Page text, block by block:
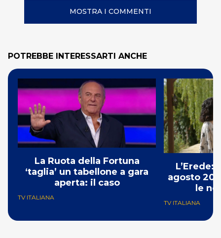
MOSTRA I COMMENTI
POTREBBE INTERESSARTI ANCHE
La Ruota della Fortuna
‘taglia’ un tabellone a gara
aperta: il caso
TV ITALIANA
L’Erede:
agosto
le
TV ITALIANA